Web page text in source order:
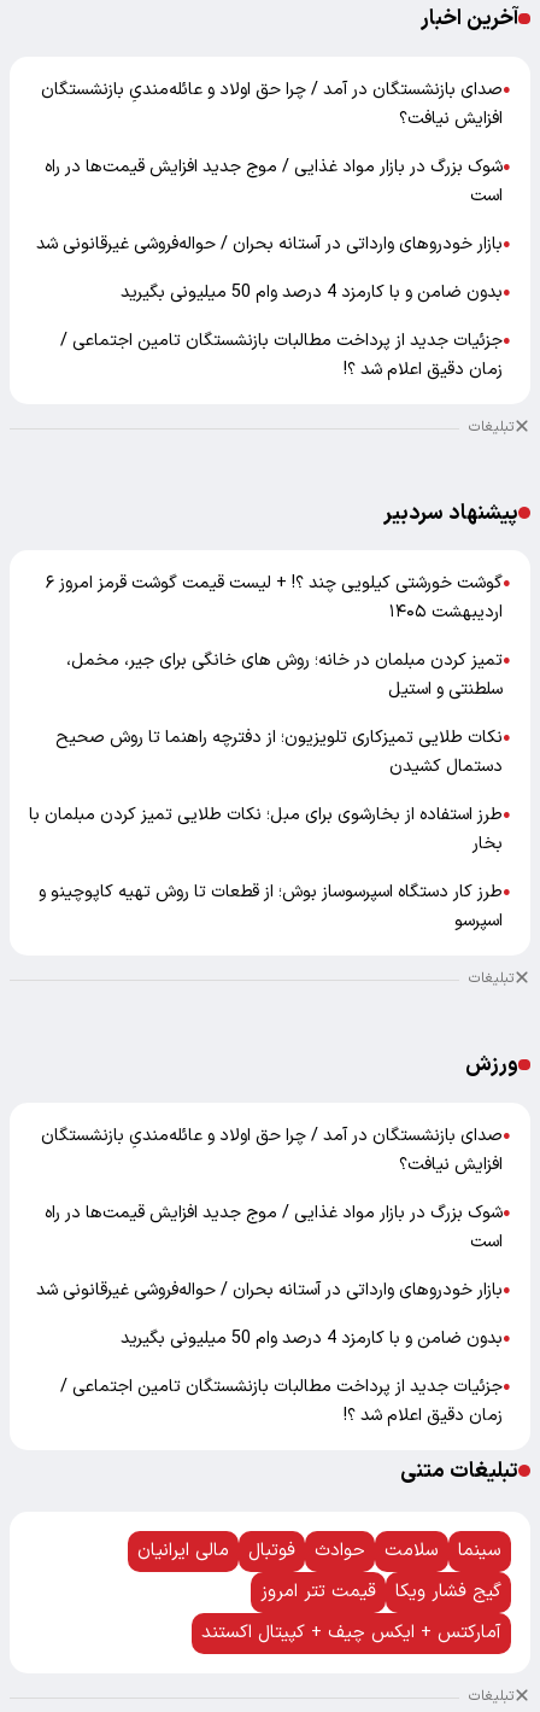
آخرین اخبار
●صدای بازنشستگان در آمد / چرا حق اولاد و عائله‌مندیِ بازنشستگان
افزایش نیافت؟
●شوک بزرگ در بازار مواد غذایی / موج جدید افزایش قیمت‌ها در راه
است
●بازار خودرو‌های وارداتی در آستانه بحران / حواله‌فروشی غیرقانونی شد
●بدون ضامن و با کارمزد 4 درصد وام 50 میلیونی بگیرید
●جزئیات جدید از پرداخت مطالبات بازنشستگان تامین اجتماعی /
زمان دقیق اعلام شد ؟!
تبلیغات
پیشنهاد سردبیر
●
گوشت خورشتی کیلویی چند ؟! + لیست قیمت گوشت قرمز امروز ۶
اردیبهشت ۱۴۰۵
●تمیز کردن مبلمان در خانه؛ روش های خانگی برای جیر، مخمل،
سلطنتی و استیل
●نکات طلایی تمیزکاری تلویزیون؛ از دفترچه راهنما تا روش صحیح
دستمال کشیدن
●طرز استفاده از بخارشوی برای مبل؛ نکات طلایی تمیز کردن مبلمان با
بخار
●طرز کار دستگاه اسپرسوساز بوش؛ از قطعات تا روش تهیه کاپوچینو و
اسپرسو
تبلیغات
ورزش
●صدای بازنشستگان در آمد / چرا حق اولاد و عائله‌مندیِ بازنشستگان
افزایش نیافت؟
●شوک بزرگ در بازار مواد غذایی / موج جدید افزایش قیمت‌ها در راه
است
●بازار خودرو‌های وارداتی در آستانه بحران / حواله‌فروشی غیرقانونی شد
●بدون ضامن و با کارمزد 4 درصد وام 50 میلیونی بگیرید
●جزئیات جدید از پرداخت مطالبات بازنشستگان تامین اجتماعی /
زمان دقیق اعلام شد ؟!
تبلیغات متنی
سینما سلامت حوادث فوتبال
مالی ایرانیان
گیج فشار ویکا
قیمت تتر امروز
آمارکتس + ایکس چیف + کپیتال اکستند
تبلیغات